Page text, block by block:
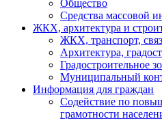
Общество
Средства массовой
ЖКХ, архитектура и
ЖКХ, транспорт,
Архитектура,
Градостроительное
Муниципальный
Информация для граждан
Содействие по
грамотности